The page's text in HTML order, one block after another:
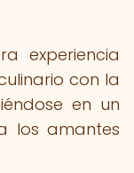
experiencia
con la
en un
los amantes